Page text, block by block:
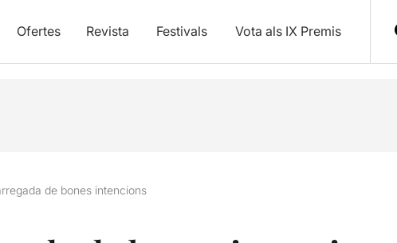
Ofertes Revista Festivals Vota als IX Premis
de bones intencions